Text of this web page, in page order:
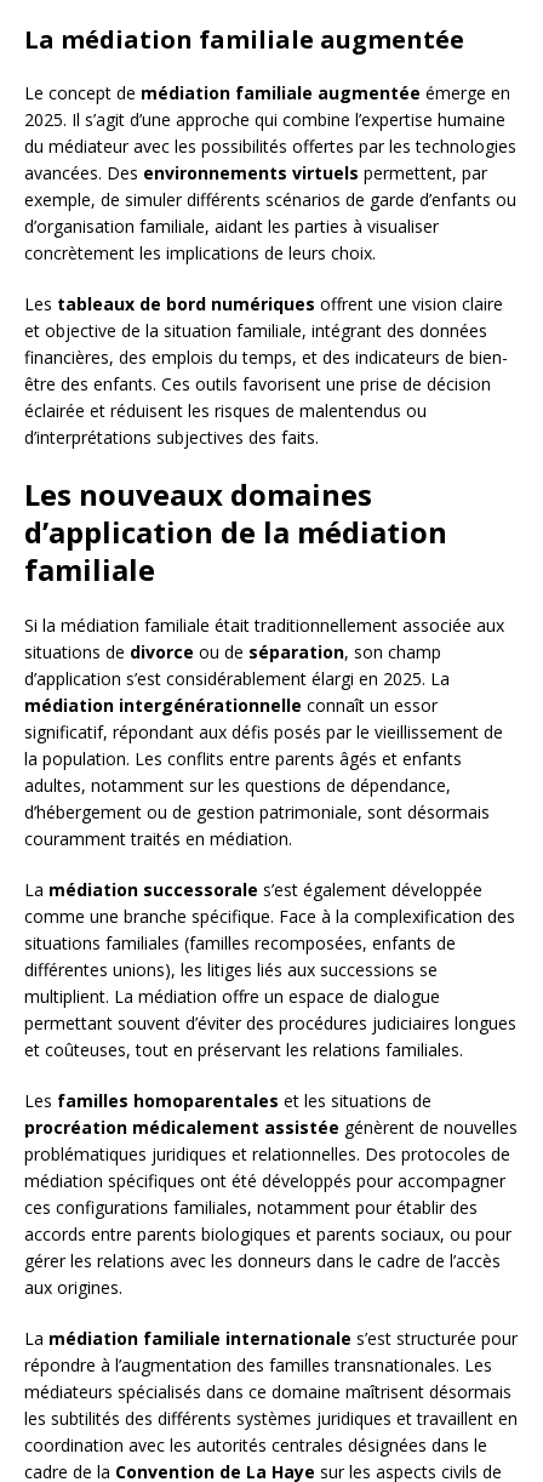
La médiation familiale augmentée
Le concept de médiation familiale augmentée émerge en
2025. Il s’agit d’une approche qui combine l’expertise humaine
du médiateur avec les possibilités offertes par les technologies
avancées. Des environnements virtuels permettent, par
exemple, de simuler différents scénarios de garde d’enfants ou
d’organisation familiale, aidant les parties à visualiser
concrètement les implications de leurs choix.
Les tableaux de bord numériques offrent une vision claire
et objective de la situation familiale, intégrant des données
financières, des emplois du temps, et des indicateurs de bien-
être des enfants. Ces outils favorisent une prise de décision
éclairée et réduisent les risques de malentendus ou
d’interprétations subjectives des faits.
Les nouveaux domaines
d’application de la médiation
familiale
Si la médiation familiale était traditionnellement associée aux
situations de divorce ou de séparation, son champ
d’application s’est considérablement élargi en 2025. La
médiation intergénérationnelle connaît un essor
significatif, répondant aux défis posés par le vieillissement de
la population. Les conflits entre parents âgés et enfants
adultes, notamment sur les questions de dépendance,
d’hébergement ou de gestion patrimoniale, sont désormais
couramment traités en médiation.
La médiation successorale s’est également développée
comme une branche spécifique. Face à la complexification des
situations familiales (familles recomposées, enfants de
différentes unions), les litiges liés aux successions se
multiplient. La médiation offre un espace de dialogue
permettant souvent d’éviter des procédures judiciaires longues
et coûteuses, tout en préservant les relations familiales.
Les familles homoparentales et les situations de
procréation médicalement assistée génèrent de nouvelles
problématiques juridiques et relationnelles. Des protocoles de
médiation spécifiques ont été développés pour accompagner
ces configurations familiales, notamment pour établir des
accords entre parents biologiques et parents sociaux, ou pour
gérer les relations avec les donneurs dans le cadre de l’accès
aux origines.
La médiation familiale internationale s’est structurée pour
répondre à l’augmentation des familles transnationales. Les
médiateurs spécialisés dans ce domaine maîtrisent désormais
les subtilités des différents systèmes juridiques et travaillent en
coordination avec les autorités centrales désignées dans le
cadre de la Convention de La Haye sur les aspects civils de